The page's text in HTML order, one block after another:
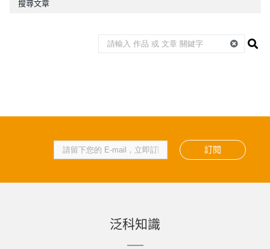
搜尋文章
訂閱
泛科知識